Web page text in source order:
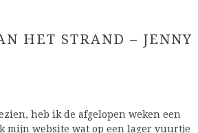
HET STRAND – JENNY
heb ik de afgelopen weken een
mijn website wat op een lager vuurtje